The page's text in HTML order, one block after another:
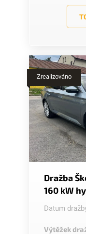
Zrealizováno
Dražba
160 kW
Datum
Výtěžek